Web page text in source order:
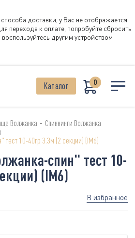
доставки, у Вас не отображается
перехода к оплате, попробуйте сбросить
другим устройством
Каталог 0
Волжанка - Спиннинги Волжанка
тест 10-40гр 3.3м (2 секции) (IM6)
спин" тест 10-
(IM6)
В избранное